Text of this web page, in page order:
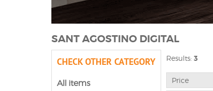
SANT AGOSTINO DIGITAL
CHECK OTHER CATEGORY
All items
Results: 3
Price